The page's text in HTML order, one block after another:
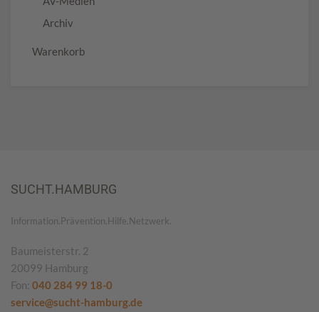
Archiv
Warenkorb
SUCHT.HAMBURG
Information.Prävention.Hilfe.Netzwerk.
Baumeisterstr. 2
20099 Hamburg
Fon: 040 284 99 18-0
service@sucht-hamburg.de